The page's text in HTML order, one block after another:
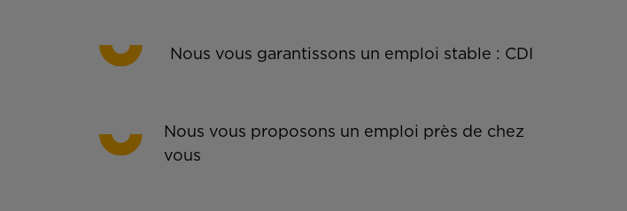
Nous vous garantissons un emploi stable : CDI
Nous vous proposons un emploi près de chez
vous